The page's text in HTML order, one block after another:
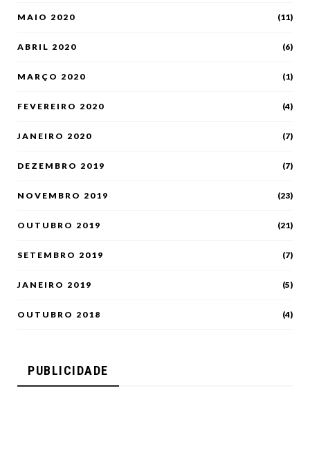
MAIO 2020 (11)
ABRIL 2020 (6)
MARÇO 2020 (1)
FEVEREIRO 2020 (4)
JANEIRO 2020 (7)
DEZEMBRO 2019 (7)
NOVEMBRO 2019 (23)
OUTUBRO 2019 (21)
SETEMBRO 2019 (7)
JANEIRO 2019 (5)
OUTUBRO 2018 (4)
PUBLICIDADE